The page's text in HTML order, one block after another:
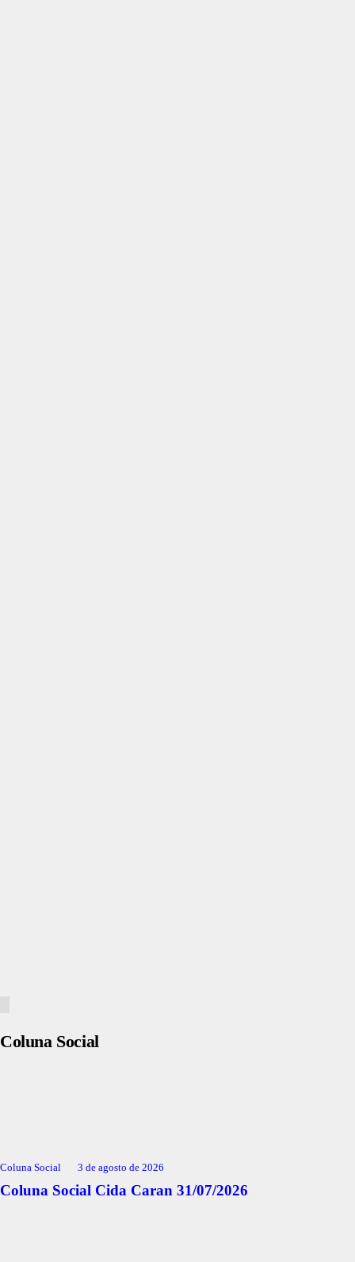
Coluna Social
Coluna Social 3 de agosto de 2026
Coluna Social Cida Caran 31/07/2026